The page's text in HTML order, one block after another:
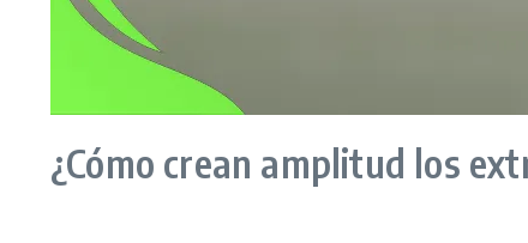
¿Cómo crean amplitud los